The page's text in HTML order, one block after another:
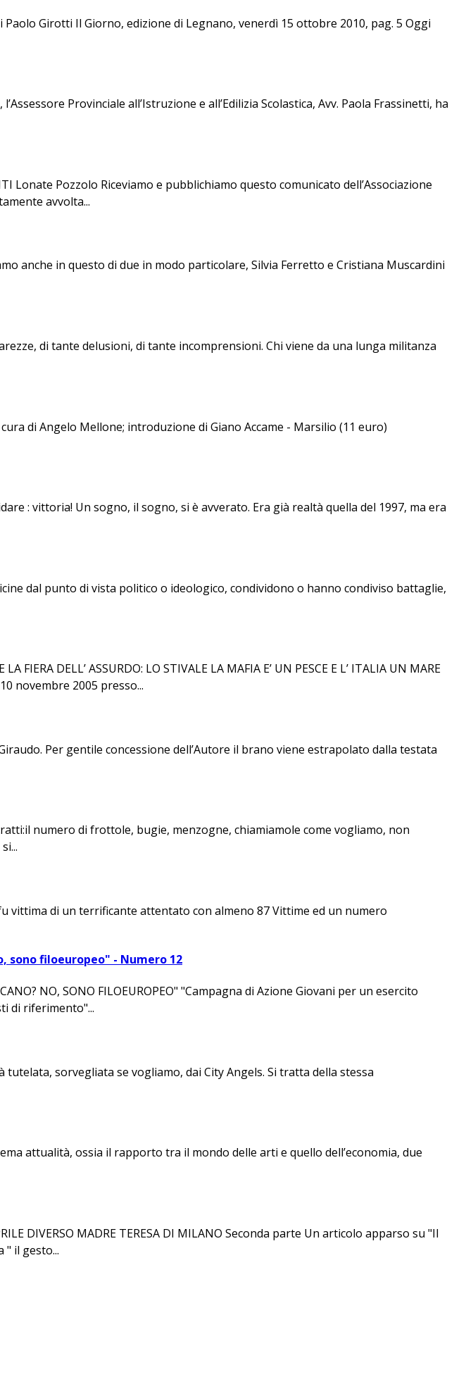
Girotti Il Giorno, edizione di Legnano, venerdì 15 ottobre 2010, pag. 5 Oggi
Provinciale all’Istruzione e all’Edilizia Scolastica, Avv. Paola Frassinetti, ha
Lonate Pozzolo Riceviamo e pubblichiamo questo comunicato dell’Associazione
avvolta...
anche in questo di due in modo particolare, Silvia Ferretto e Cristiana Muscardini
di tante delusioni, di tante incomprensioni. Chi viene da una lunga militanza
di Angelo Mellone; introduzione di Giano Accame - Marsilio (11 euro)
: vittoria! Un sogno, il sogno, si è avverato. Era già realtà quella del 1997, ma era
dal punto di vista politico o ideologico, condividono o hanno condiviso battaglie,
DELL’ ASSURDO: LO STIVALE LA MAFIA E’ UN PESCE E L’ ITALIA UN MARE
novembre 2005 presso...
Per gentile concessione dell’Autore il brano viene estrapolato dalla testata
numero di frottole, bugie, menzogne, chiamiamole come vogliamo, non
vittima di un terrificante attentato con almeno 87 Vittime ed un numero
sono filoeuropeo" - Numero 12
NO, SONO FILOEUROPEO" "Campagna di Azione Giovani per un esercito
di riferimento"...
sorvegliata se vogliamo, dai City Angels. Si tratta della stessa
attualità, ossia il rapporto tra il mondo delle arti e quello dell’economia, due
DIVERSO MADRE TERESA DI MILANO Seconda parte Un articolo apparso su "Il
" il gesto...